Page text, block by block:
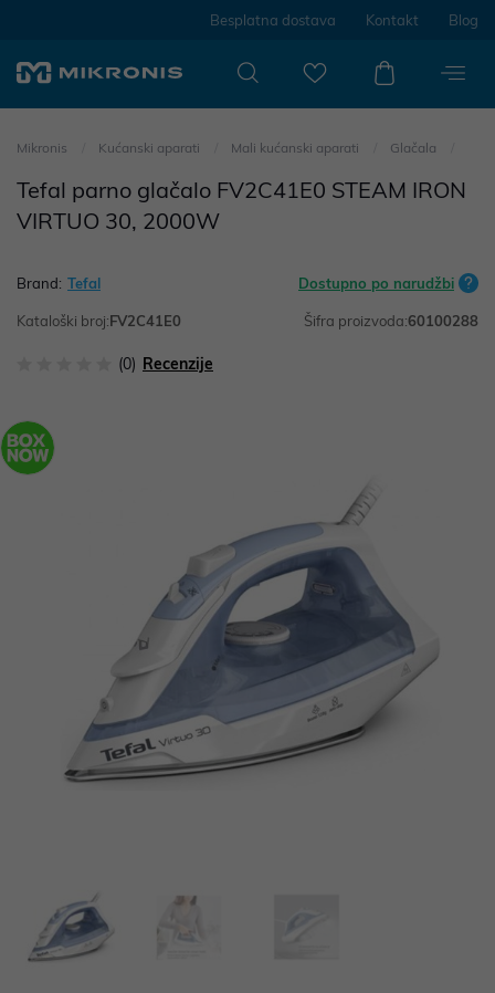
Besplatna dostava Kontakt Blog
Mikronis Kućanski aparati Mali kućanski aparati Glačala
Tefal parno glačalo FV2C41E0 STEAM IRON
VIRTUO 30, 2000W
Brand: Tefal Dostupno po narudžbi
Kataloški broj:FV2C41E0 Šifra proizvoda:60100288
(0) Recenzije